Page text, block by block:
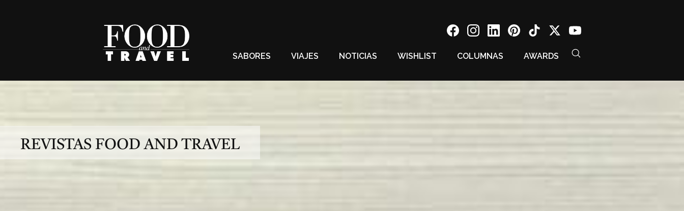
SABORES VIAJES NOTICIAS WISHLIST COLUMNAS AWARDS
REVISTAS FOOD AND TRAVEL